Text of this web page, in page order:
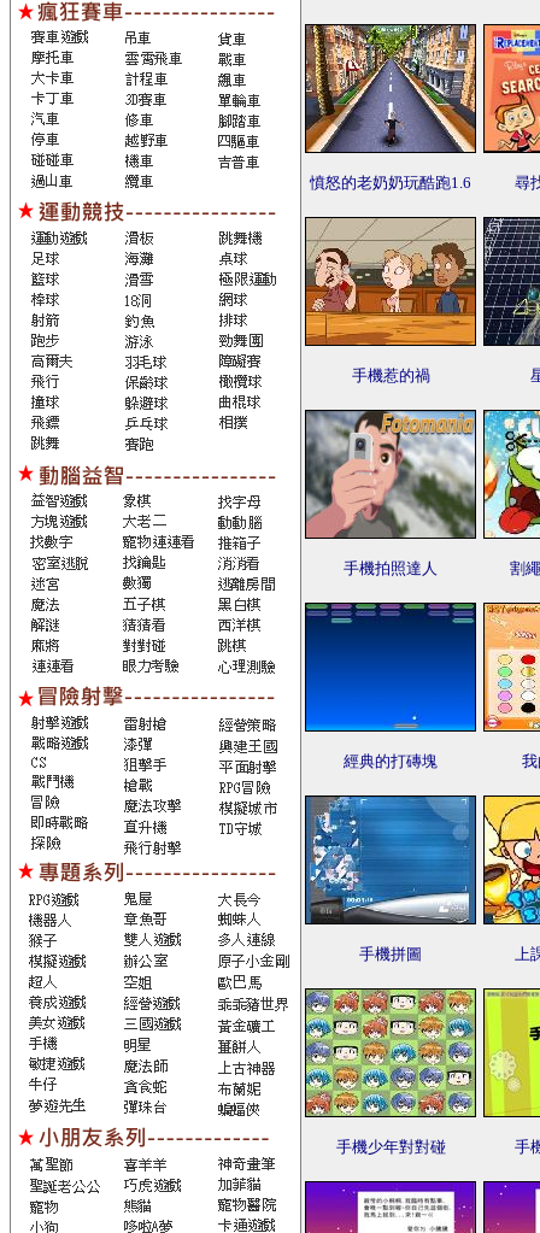
憤怒的老奶奶玩酷跑1.6 尋
手機惹的禍
手機拍照達人 割
經典的打磚塊
手機拼圖 上
手機少年對對碰 手